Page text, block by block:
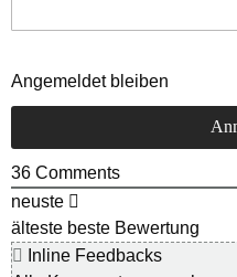
Angemeldet bleiben
36 Comments
neuste
älteste beste Bewertung
Inline Feedbacks